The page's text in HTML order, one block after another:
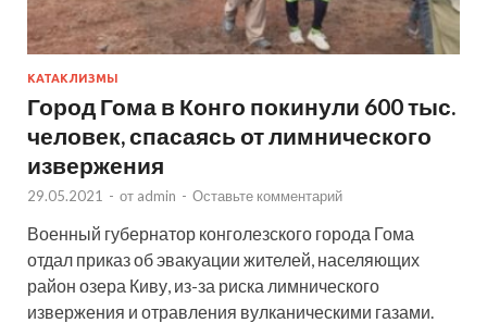
КАТАКЛИЗМЫ
Город Гома в Конго покинули 600 тыс.
человек, спасаясь от лимнического
извержения
29.05.2021 - от admin - Оставьте комментарий
Военный губернатор конголезского города Гома
отдал приказ об эвакуации жителей, населяющих
район озера Киву, из-за риска лимнического
извержения и отравления вулканическими газами.